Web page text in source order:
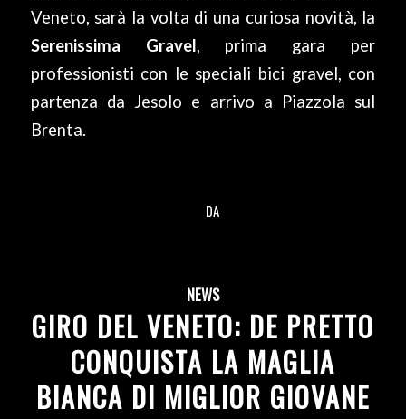
Veneto, sarà la volta di una curiosa novità, la
Serenissima Gravel, prima gara per
professionisti con le speciali bici gravel, con
partenza da Jesolo e arrivo a Piazzola sul
Brenta.
DA
NEWS
GIRO DEL VENETO: DE PRETTO
CONQUISTA LA MAGLIA
BIANCA DI MIGLIOR GIOVANE